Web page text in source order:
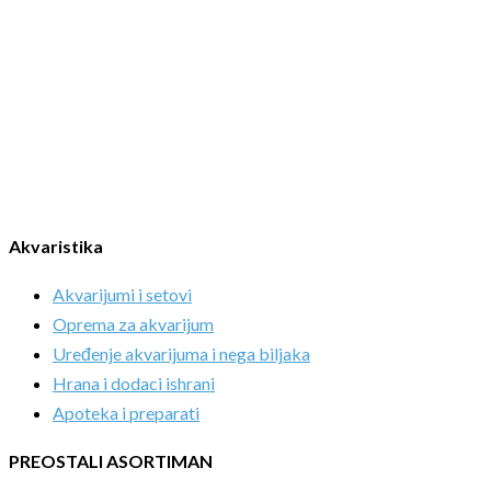
Akvaristika
Akvarijumi i setovi
Oprema za akvarijum
Uređenje akvarijuma i nega biljaka
Hrana i dodaci ishrani
Apoteka i preparati
PREOSTALI ASORTIMAN